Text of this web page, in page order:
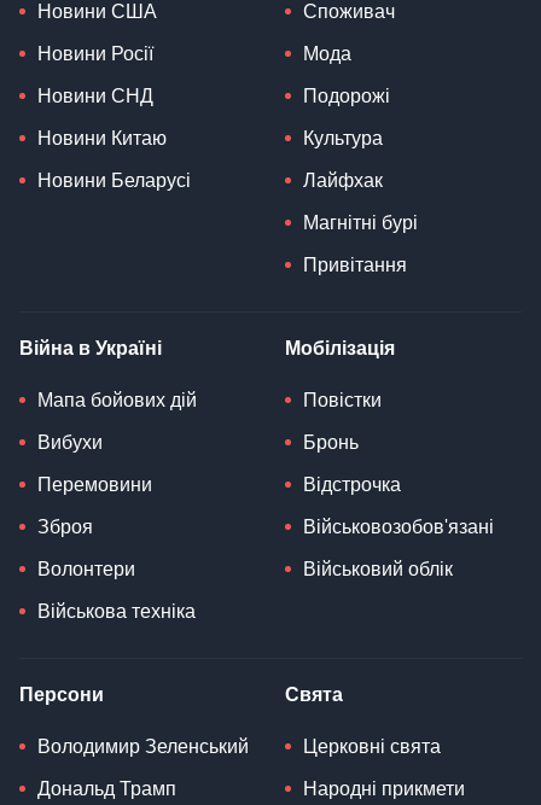
Новини США
Новини Росії
Новини СНД
Новини Китаю
Новини Беларусі
Споживач
Мода
Подорожі
Культура
Лайфхак
Магнітні бурі
Привітання
Війна в Україні
Мапа бойових дій
Вибухи
Перемовини
Зброя
Волонтери
Військова техніка
Мобілізація
Повістки
Бронь
Відстрочка
Військовозобов'язані
Військовий облік
Персони
Володимир Зеленський
Дональд Трамп
Свята
Церковні свята
Народні прикмети